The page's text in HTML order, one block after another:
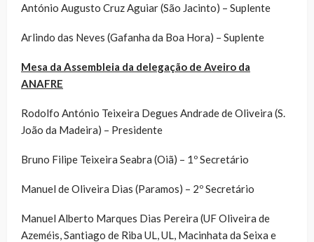
António Augusto Cruz Aguiar (São Jacinto) – Suplente
Arlindo das Neves (Gafanha da Boa Hora) – Suplente
Mesa da Assembleia da delegação de Aveiro da
ANAFRE
Rodolfo António Teixeira Degues Andrade de Oliveira (S.
João da Madeira) – Presidente
Bruno Filipe Teixeira Seabra (Oiã) – 1º Secretário
Manuel de Oliveira Dias (Paramos) – 2º Secretário
Manuel Alberto Marques Dias Pereira (UF Oliveira de
Azeméis, Santiago de Riba UL, UL, Macinhata da Seixa e